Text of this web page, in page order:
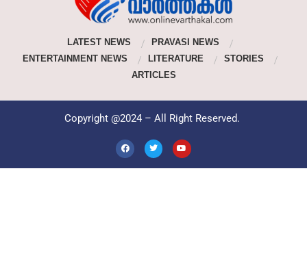
LATEST NEWS
PRAVASI NEWS
ENTERTAINMENT NEWS
LITERATURE
STORIES
ARTICLES
Copyright @2024 – All Right Reserved.